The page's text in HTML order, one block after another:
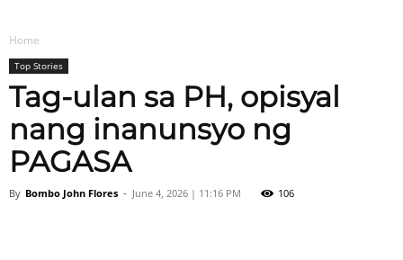
Home
Top Stories
Tag-ulan sa PH, opisyal
nang inanunsyo ng
PAGASA
By Bombo John Flores - June 4, 2026 | 11:16 PM 106